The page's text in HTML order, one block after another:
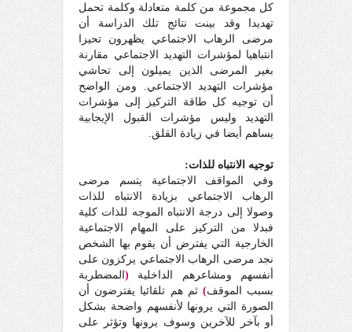
كل مجموعة من كلمة متعادلة وكلمة تحمل
تهديدا وقد بينت نتائج تلك الدراسة أن
مرضى الرهاب الاجتماعي يظهرون تحيزا
انتباهيا لمؤشرات التهديد الاجتماعي مقارنة
بغير المرضى الذين يميلون إلى تحاشي
مؤشرات التهديد الاجتماعي. ومن الواضح
أن توجيه كل طاقة التركيز إلى مؤشرات
التهديد وليس مؤشرات القبول الإيجابية
يساهم أيضا في زيادة القلق.
توجيه الانتباه للذات:
وفي المواقف الاجتماعية يتسم مرضى
الرهاب الاجتماعي بزيادة الانتباه للذات
وصولا إلى درجة الانتباه الموجه للذات كلية
فبدلا من التركيز على المهام الاجتماعية
الخارجية التي يفترض أن يقوم بها الشخص
نجد مرضى الرهاب الاجتماعي يركزون على
أنفسهم ومشاعرهم الداخلية (المضطربة
بسبب الموقف) ثم هم تلقائيا يفترضون أن
الصورة التي يرونها لأنفسهم واضحة بشكل
أو بآخر للآخرين وسوف يرونها وتؤثر على